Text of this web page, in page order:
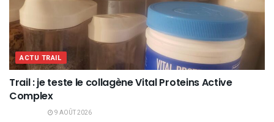
ACTU TRAIL
Trail : je teste le collagène Vital Proteins Active
Complex
9 AOÛT 2026